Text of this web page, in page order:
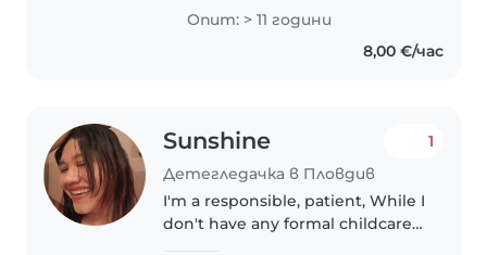
Опит: > 11 години
8,00 €/час
Sunshine
Детегледачка в Пловдив
1
I'm a responsible, patient, While I
don't have any formal childcare